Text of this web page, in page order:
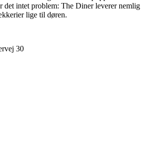
det intet problem: The Diner leverer nemlig
lige til døren.
30